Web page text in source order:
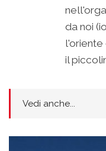
da noi
l'oriente
il
Vedi anche...